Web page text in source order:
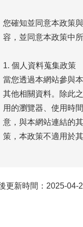
您確知並同意本政策
容，並同意本政策中
1. 個人資料蒐集政策
當您透過本網站參與
其他相關資料。除此
用的瀏覽器、使用時
意，與本網站連結的
策，本政策不適用於
您的個人資料均被嚴
更新時間 ：2025-04-